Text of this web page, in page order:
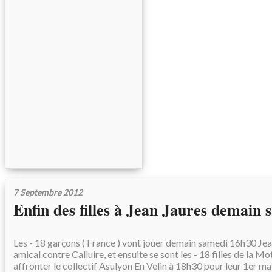
7 Septembre 2012
Enfin des filles à Jean Jaures demain
Les - 18 garçons ( France ) vont jouer demain samedi 16h30
amical contre Calluire, et ensuite se sont les - 18 filles de la
affronter le collectif Asulyon En Velin à 18h30 pour leur 1er